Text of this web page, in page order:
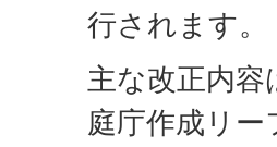
行されます。
主な改正内
庭庁作成リ